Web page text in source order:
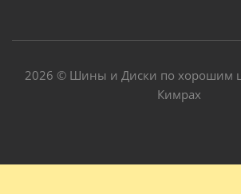
2026 © Шины и Диски по хорошим
Кимрах